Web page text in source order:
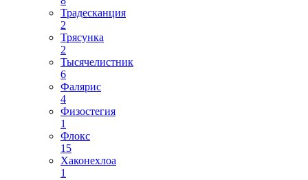
Традесканция
2
Трясунка
2
Тысячелистник
6
Фалярис
4
Физостегия
1
Флокс
15
Хаконехлоа
1